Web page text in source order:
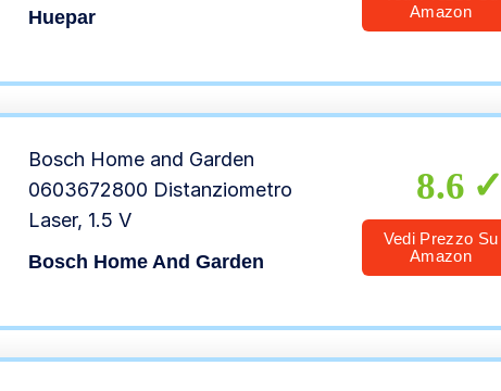
Laser LCD Retroilluminato M/In/Ft
Huepar
Amazon
Bosch Home and Garden
0603672800 Distanziometro
Laser, 1.5 V
Bosch Home And Garden
8.6
Vedi Prezzo Su
Amazon